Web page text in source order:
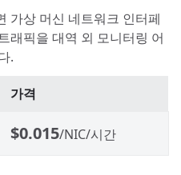
가상 머신 네트워크 인터페
래픽을 대역 외 모니터링 어
.
가격
$0.015/NIC/시간